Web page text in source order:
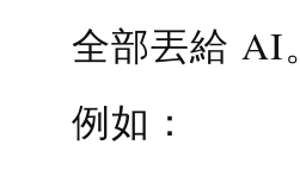
全部丟給 AI。
例如：